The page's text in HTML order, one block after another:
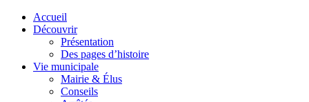
Accueil
Découvrir
Présentation
Des pages d’histoire
Vie municipale
Mairie & Élus
Conseils